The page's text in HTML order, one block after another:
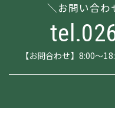
お問い合わ
【お問合わせ】8:00～